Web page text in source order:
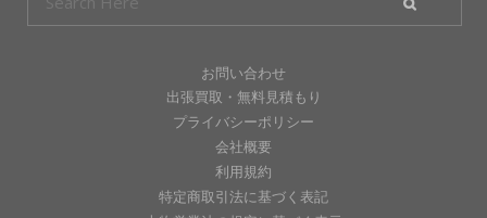
お問い合わせ
出張買取・無料見積もり
プライバシーポリシー
会社概要
利用規約
特定商取引法に基づく表記